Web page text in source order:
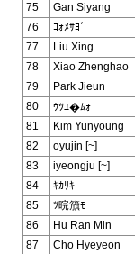
75
Gan Siyang
76
ｺｫﾒｻﾖﾞ
77
Liu Xing
78
Xiao Zhenghao
79
Park Jieun
80
ｳﾂﾕ�ﾑｫ
81
Kim Yunyoung
82
oyujin [~]
83
iyeongju [~]
84
ｷｶﾘｷ
85
ﾂ晥籏ﾓ
86
Hu Ran Min
87
Cho Hyeyeon